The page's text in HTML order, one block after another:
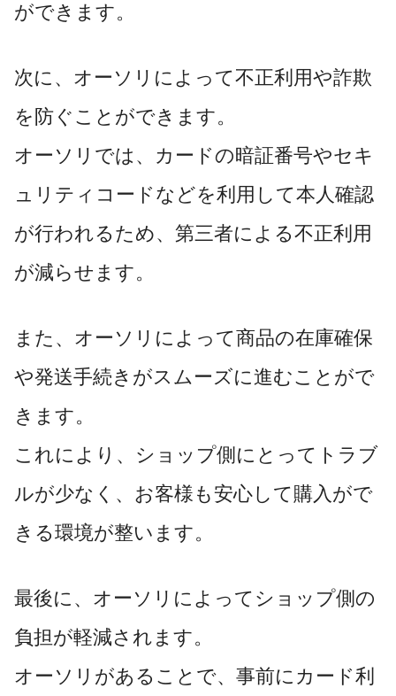
ができます。
次に、オーソリによって不正利用や詐欺
を防ぐことができます。
オーソリでは、カードの暗証番号やセキ
ュリティコードなどを利用して本人確認
が行われるため、第三者による不正利用
が減らせます。
また、オーソリによって商品の在庫確保
や発送手続きがスムーズに進むことがで
きます。
これにより、ショップ側にとってトラブ
ルが少なく、お客様も安心して購入がで
きる環境が整います。
最後に、オーソリによってショップ側の
負担が軽減されます。
オーソリがあることで、事前にカード利